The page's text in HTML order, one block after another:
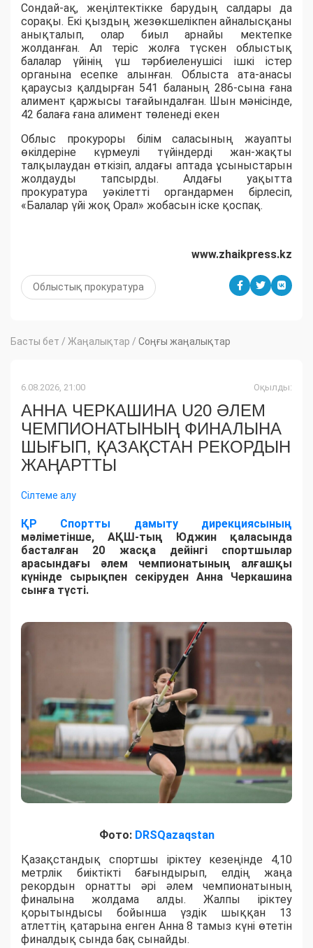
Сондай-ақ, жеңілтектікке барудың салдары да
сорақы. Екі қыздың жезөкшелікпен айналысқаны
анықталып, олар биыл арнайы мектепке
жолданған. Ал теріс жолға түскен облыстық
балалар үйінің үш тәрбиеленушісі ішкі істер
органына есепке алынған. Облыста ата-анасы
қараусыз қалдырған 541 баланың 286-сына ғана
алимент қаржысы тағайындалған. Шын мәнісінде,
42 балаға ғана алимент төленеді екен
Облыс прокуроры білім саласының жауапты
өкілдеріне күрмеулі түйіндерді жан-жақты
талқылаудан өткізіп, алдағы аптада ұсыныстарын
жолдауды тапсырды. Алдағы уақытта
прокуратура уәкілетті органдармен бірлесіп,
«Балалар үйі жоқ Орал» жобасын іске қоспақ.
www.zhaikpress.kz
Облыстық прокуратура
Басты бет / Жаңалықтар / Соңғы жаңалықтар
6.08.2026, 21:00 Оқылды:
АННА ЧЕРКАШИНА U20 ӘЛЕМ
ЧЕМПИОНАТЫНЫҢ ФИНАЛЫНА
ШЫҒЫП, ҚАЗАҚСТАН РЕКОРДЫН
ЖАҢАРТТЫ
Сілтеме алу
ҚР Спортты дамыту дирекциясының
мәліметінше, АҚШ-тың Юджин қаласында
басталған 20 жасқа дейінгі спортшылар
арасындағы әлем чемпионатының алғашқы
күнінде сырықпен секіруден Анна Черкашина
сынға түсті.
Фото: DRSQazaqstan
Қазақстандық спортшы іріктеу кезеңінде 4,10
метрлік биіктікті бағындырып, елдің жаңа
рекордын орнатты әрі әлем чемпионатының
финалына жолдама алды. Жалпы іріктеу
қорытындысы бойынша үздік шыққан 13
атлеттің қатарына енген Анна 8 тамыз күні өтетін
финалдық сында бақ сынайды.